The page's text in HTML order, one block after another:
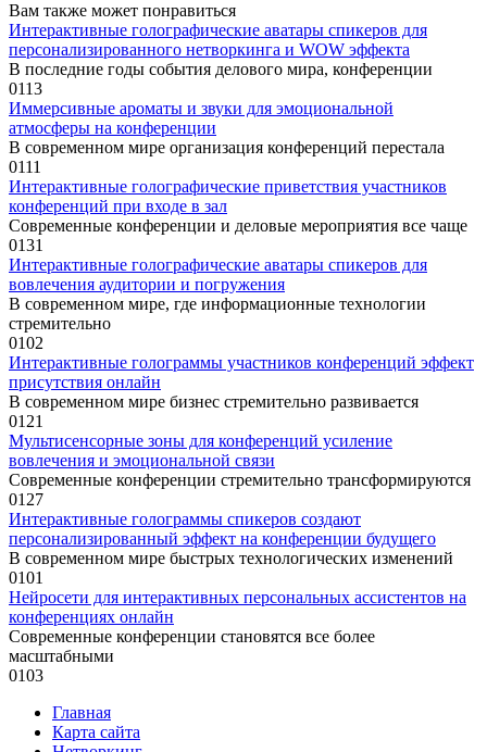
Вам также может понравиться
Интерактивные голографические аватары спикеров для
персонализированного нетворкинга и WOW эффекта
В последние годы события делового мира, конференции
0113
Иммерсивные ароматы и звуки для эмоциональной
атмосферы на конференции
В современном мире организация конференций перестала
0111
Интерактивные голографические приветствия участников
конференций при входе в зал
Современные конференции и деловые мероприятия все чаще
0131
Интерактивные голографические аватары спикеров для
вовлечения аудитории и погружения
В современном мире, где информационные технологии
стремительно
0102
Интерактивные голограммы участников конференций эффект
присутствия онлайн
В современном мире бизнес стремительно развивается
0121
Мультисенсорные зоны для конференций усиление
вовлечения и эмоциональной связи
Современные конференции стремительно трансформируются
0127
Интерактивные голограммы спикеров создают
персонализированный эффект на конференции будущего
В современном мире быстрых технологических изменений
0101
Нейросети для интерактивных персональных ассистентов на
конференциях онлайн
Современные конференции становятся все более
масштабными
0103
Главная
Карта сайта